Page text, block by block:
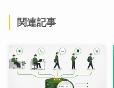
関連記事